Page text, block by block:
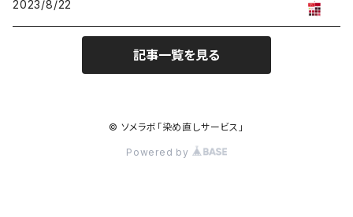
2023/8/22
記事一覧を見る
© ソメラボ「染め直しサービス」
Powered by